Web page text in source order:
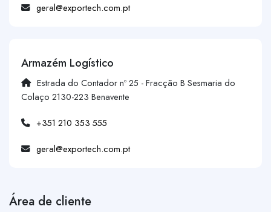
geral@exportech.com.pt
Armazém Logístico
Estrada do Contador nº 25 - Fracção B Sesmaria do
Colaço 2130-223 Benavente
+351 210 353 555
geral@exportech.com.pt
Área de cliente